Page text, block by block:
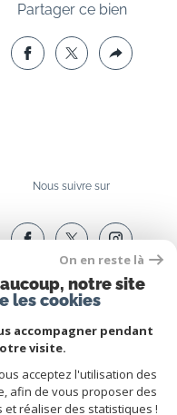
Partager ce bien
Nous suivre sur
Espace
PROPRIÉTAIRE
Se connecter
droits réservés | Traduction powered by
site Mentions légales Admin Nos liens
On en reste là
notre site
les cookies
accompagner pendant
visite.
acceptez l'utilisation des
afin de vous proposer des
réaliser des statistiques !